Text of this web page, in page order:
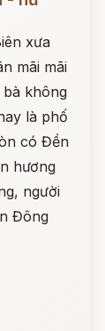
xưa
mãi mãi
không
là phố
có Đền
hương
người
Đông